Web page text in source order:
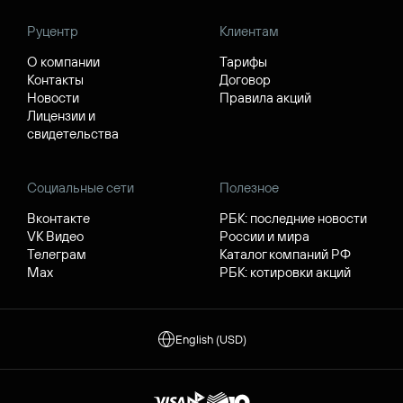
Руцентр
О компании
Контакты
Новости
Лицензии и
свидетельства
Клиентам
Тарифы
Договор
Правила акций
Социальные сети
Вконтакте
VK Видео
Телеграм
Max
Полезное
РБК: последние новости
России и мира
Каталог компаний РФ
РБК: котировки акций
English (USD)